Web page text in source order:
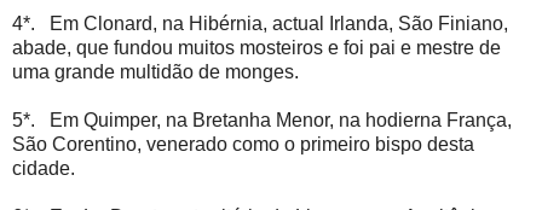
4*. Em Clonard, na Hibérnia, actual Irlanda, São Finiano,
abade, que fundou muitos mosteiros e foi pai e mestre de
uma grande multidão de monges.
5*. Em Quimper, na Bretanha Menor, na hodierna França,
São Corentino, venerado como o primeiro bispo desta
cidade.